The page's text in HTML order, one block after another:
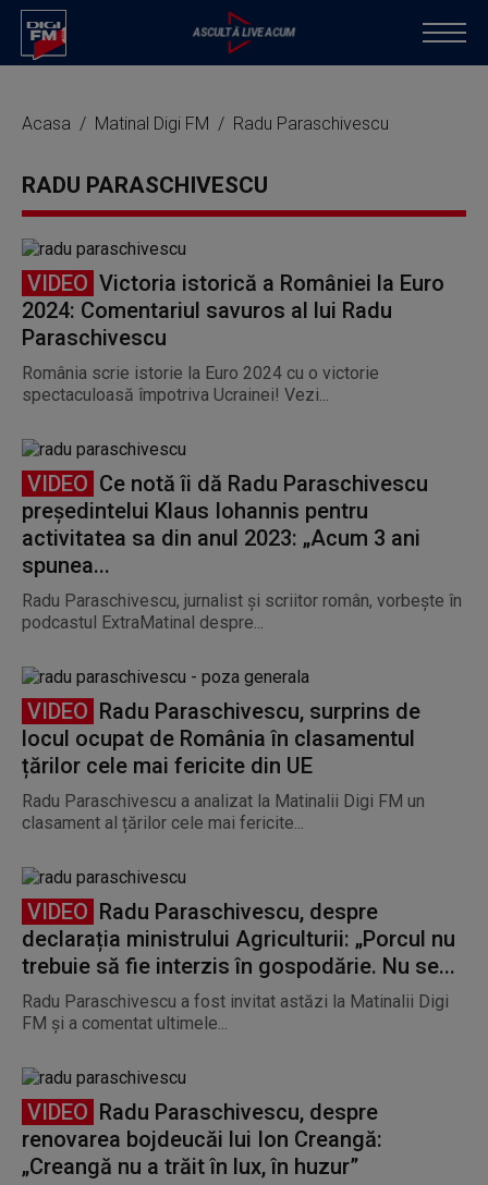
Acasa Matinal Digi FM Radu Paraschivescu
RADU PARASCHIVESCU
VIDEO Victoria istorică a României la Euro
2024: Comentariul savuros al lui Radu
Paraschivescu
România scrie istorie la Euro 2024 cu o victorie
spectaculoasă împotriva Ucrainei! Vezi...
VIDEO Ce notă îi dă Radu Paraschivescu
președintelui Klaus Iohannis pentru
activitatea sa din anul 2023: „Acum 3 ani
spunea...
Radu Paraschivescu, jurnalist și scriitor român, vorbește în
podcastul ExtraMatinal despre...
VIDEO Radu Paraschivescu, surprins de
locul ocupat de România în clasamentul
țărilor cele mai fericite din UE
Radu Paraschivescu a analizat la Matinalii Digi FM un
clasament al țărilor cele mai fericite...
VIDEO Radu Paraschivescu, despre
declarația ministrului Agriculturii: „Porcul nu
trebuie să fie interzis în gospodărie. Nu se...
Radu Paraschivescu a fost invitat astăzi la Matinalii Digi
FM și a comentat ultimele...
VIDEO Radu Paraschivescu, despre
renovarea bojdeucăi lui Ion Creangă:
„Creangă nu a trăit în lux, în huzur”